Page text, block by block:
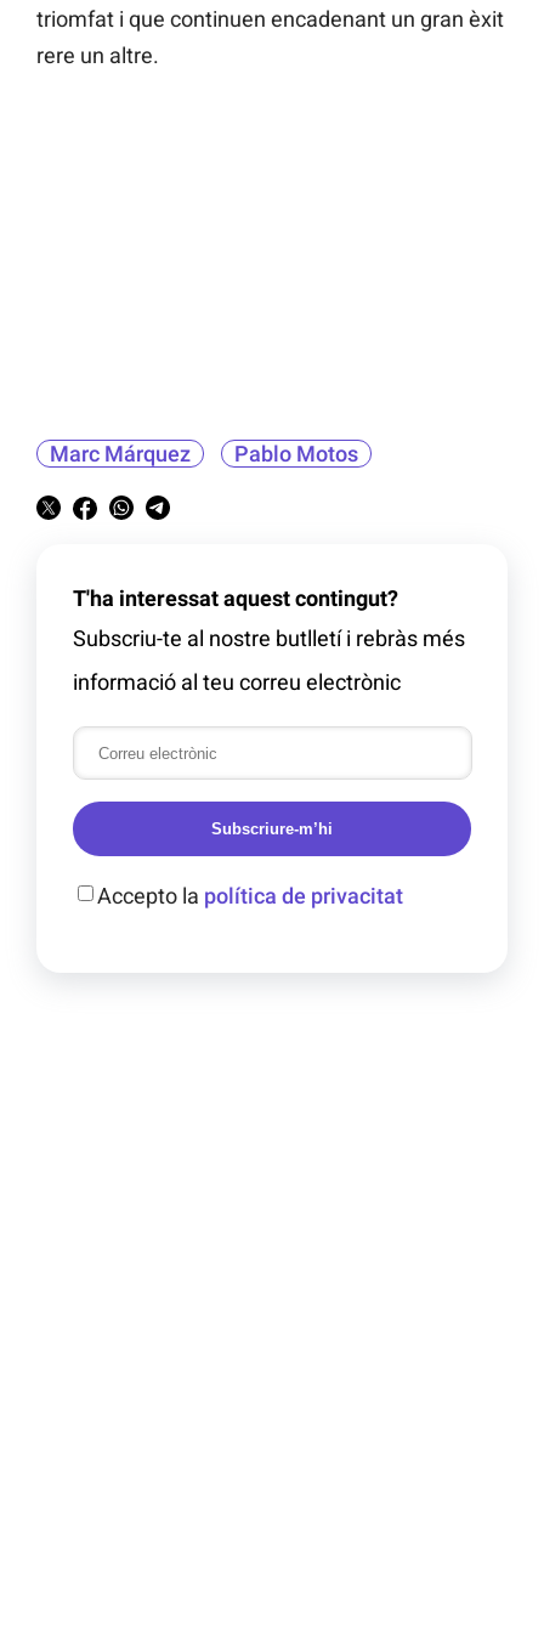
triomfat i que continuen encadenant un gran èxit
rere un altre.
Marc Márquez Pablo Motos
T'ha interessat aquest contingut?
Subscriu-te al nostre butlletí i rebràs més
informació al teu correu electrònic
Subscriure-m’hi
Accepto la política de privacitat